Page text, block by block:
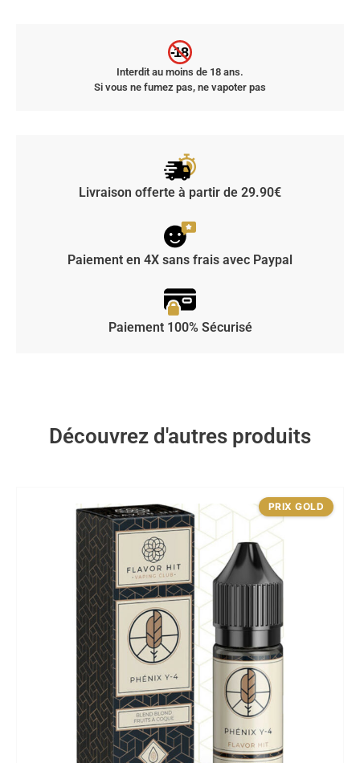
-18
Interdit au moins de 18 ans.
Si vous ne fumez pas, ne vapoter pas
Livraison offerte à partir de 29.90€
Paiement en 4X sans frais avec Paypal
Paiement 100% Sécurisé
Découvrez d'autres produits
PRIX GOLD